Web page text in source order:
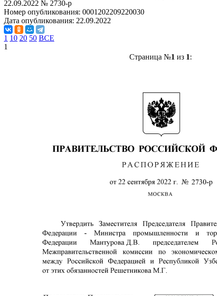
22.09.2022 № 2730-р
Номер опубликования: 0001202209220030
Дата опубликования: 22.09.2022
1 10 20 50 ВСЕ
1
Страница №1 из 1: